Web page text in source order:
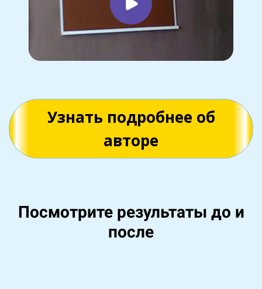
Узнать подробнее об
авторе
Посмотрите результаты до и
после